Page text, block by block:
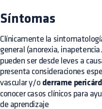
Síntomas
Clínicamente la
general (anorexia,
pueden ser desde leves a
presenta consideraciones
vascular y/o derrame
conocer casos clínicos para
de aprendizaje